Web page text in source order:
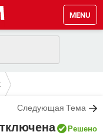
MENU
10
Следующая Тема
Решено